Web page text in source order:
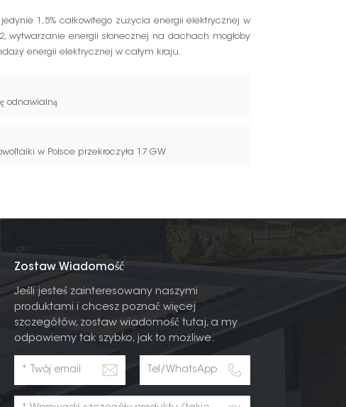
1,5% całkowitego zużycia energii elektrycznej w
wytwarzanie energii słonecznej na dachach mogłoby
energii elektrycznej w całym kraju.
odnawialną
w Polsce przekroczyła 17 GW
Zostaw Wiadomość
Jeśli jesteś zainteresowany naszymi
produktami i chcesz poznać więcej
szczegółów, zostaw wiadomość tutaj, a my
odpowiemy tak szybko, jak to możliwe.